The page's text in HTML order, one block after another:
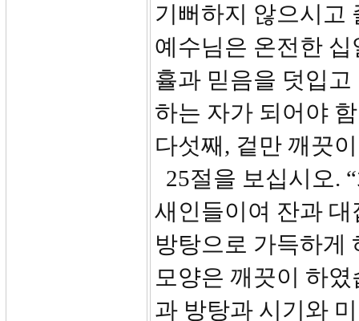
기뻐하지 않으시고
예수님은 온전한
휼과 믿음을 덧입
하는 자가 되어야
다섯째, 겉만 깨끗
25절을 보십시오.
새인들이여 잔과
방탕으로 가득하게
모양은 깨끗이 하
과 방탕과 시기와